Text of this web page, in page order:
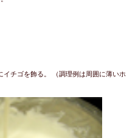
チゴを飾る。 （調理例は周囲に薄いホ